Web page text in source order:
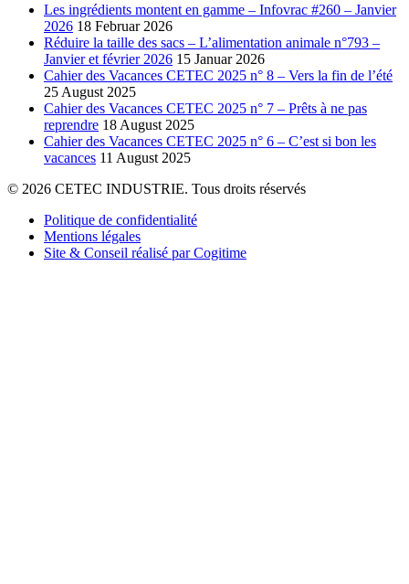
Les ingrédients montent en gamme – Infovrac #260 – Janvier
2026 18 Februar 2026
Réduire la taille des sacs – L’alimentation animale n°793 –
Janvier et février 2026 15 Januar 2026
Cahier des Vacances CETEC 2025 n° 8 – Vers la fin de l’été
25 August 2025
Cahier des Vacances CETEC 2025 n° 7 – Prêts à ne pas
reprendre 18 August 2025
Cahier des Vacances CETEC 2025 n° 6 – C’est si bon les
vacances 11 August 2025
© 2026 CETEC INDUSTRIE. Tous droits réservés
Politique de confidentialité
Mentions légales
Site & Conseil réalisé par Cogitime